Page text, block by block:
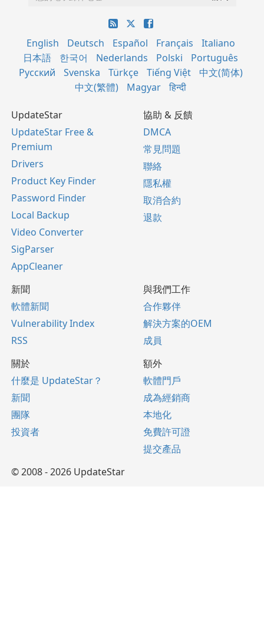
English Deutsch Español Français
Italiano
日本語
한국어 Nederlands Polski
Português
Русский
Svenska Türkçe Tiếng Việt
中文(简体)
中文(繁體)
Magyar हिन्दी
UpdateStar
UpdateStar Free &
Premium
Drivers
Product Key Finder
Password Finder
Local Backup
Video Converter
SigParser
AppCleaner
協助 & 反饋
DMCA
常見問題
聯絡
隱私權
取消合約
退款
新聞
軟體新聞
Vulnerability Index
RSS
與我們工作
合作夥伴
解決方案的OEM
成員
關於
什麼是 UpdateStar？
新聞
團隊
投資者
額外
軟體門戶
成為經銷商
本地化
免費許可證
提交產品
© 2008 - 2026 UpdateStar